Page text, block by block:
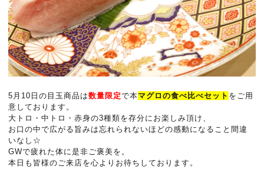
5月10日の目玉商品は数量限定で本マグロの食べ比べセット をご用
意しております。
大トロ・中トロ・赤身の3種類を存分にお楽しみ頂け、
お口の中で広がる旨みは忘れられないほどの感動になること間違
いなし☆
GWで疲れた体に是非ご褒美を。
本日も皆様のご来店を心よりお待ちしております。